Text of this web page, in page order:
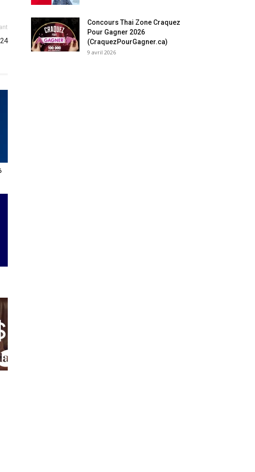
Concours Thai Zone Craquez
Pour Gagner 2026
(CraquezPourGagner.ca)
9 avril 2026